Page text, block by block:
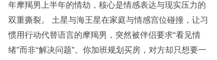
年摩羯男上半年的情劫，核心是情感表达与现实压力的
双重撕裂。 土星与海王星在家庭与情感宫位碰撞，让习
惯用行动代替语言的摩羯男，突然被伴侣要求“看见情
绪”而非“解决问题”。你加班规划买房，对方却只想要一